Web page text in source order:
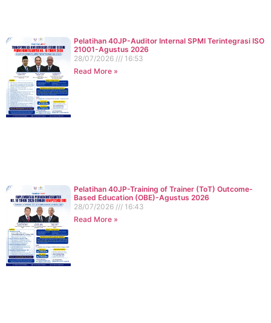
Pelatihan 40JP-Auditor Internal SPMI Terintegrasi ISO
21001-Agustus 2026
28/07/2026
16:53
Read More »
Pelatihan 40JP-Training of Trainer (ToT) Outcome-
Based Education (OBE)-Agustus 2026
28/07/2026
16:43
Read More »